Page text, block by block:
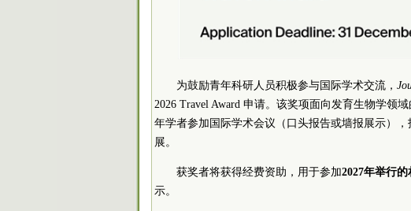
为鼓励青年科研人员积极参与国际学术交流，
2026 Travel Award 申请。该奖项面向发育生物学领域
年学者参加国际学术会议（口头报告或墙报展示）
展。
获奖者将获得经费资助，用于参加2027年举行
示。